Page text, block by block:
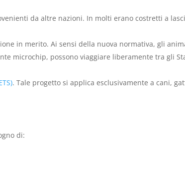
da altre nazioni. In molti erano costretti a
in merito. Ai sensi della nuova normativa, gli
microchip, possono viaggiare liberamente tra gli
. Tale progetto si applica esclusivamente a cani,
di: